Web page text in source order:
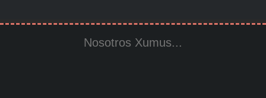
Nosotros Xumus...